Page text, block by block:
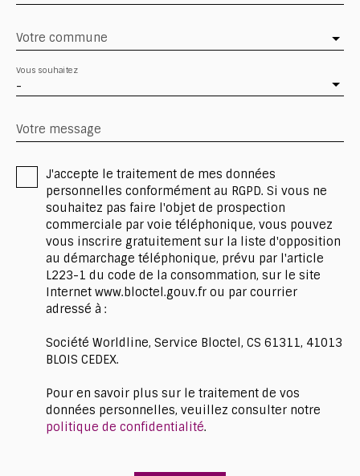
Votre commune
-
Vous souhaitez
Votre message
J'accepte le traitement de mes données
personnelles conformément au RGPD. Si vous ne
souhaitez pas faire l'objet de prospection
commerciale par voie téléphonique, vous pouvez
vous inscrire gratuitement sur la liste d'opposition
au démarchage téléphonique, prévu par l'article
L223-1 du code de la consommation, sur le site
Internet www.bloctel.gouv.fr ou par courrier
adressé à :
Société Worldline, Service Bloctel, CS 61311, 41013
BLOIS CEDEX.
Pour en savoir plus sur le traitement de vos
données personnelles, veuillez consulter notre
politique de confidentialité.